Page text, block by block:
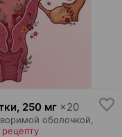
, 250 мг ×20
оболочкой,
рецепту